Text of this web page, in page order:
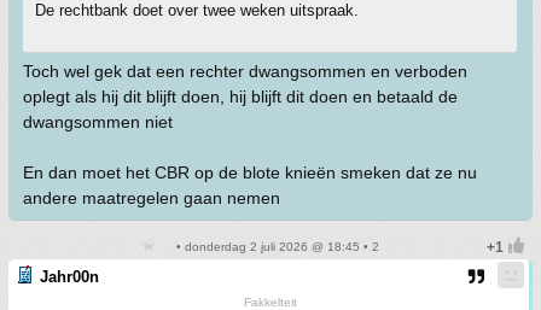
De rechtbank doet over twee weken uitspraak.
Toch wel gek dat een rechter dwangsommen en verboden
oplegt als hij dit blijft doen, hij blijft dit doen en betaald de
dwangsommen niet
En dan moet het CBR op de blote knieën smeken dat ze nu
andere maatregelen gaan nemen
• donderdag 2 juli 2026 @ 18:45 • 2
Jahr00n
Fakkelteit